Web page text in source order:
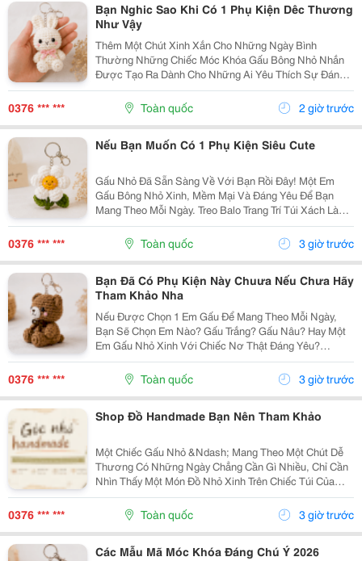
Bạn Nghic Sao Khi Có 1 Phụ Kiện Dêc Thương
Như Vậy
Thêm Một Chút Xinh Xắn Cho Những Ngày Bình
Thường Những Chiếc Móc Khóa Gấu Bông Nhỏ Nhắn
Được Tạo Ra Dành Cho Những Ai Yêu Thích Sự Đáng
Yêu Và Những Món Đồ Có Dấu Ấn Riêng. Từ Chiếc Balo
Đi Học, Túi Xách Đi Chơi Đến Chùm Chìa Khóa Quen
Thuộc,...
0376 *** *** Toàn quốc 2 giờ trước
Nếu Bạn Muốn Có 1 Phụ Kiện Siêu Cute
Gấu Nhỏ Đã Sẵn Sàng Về Với Bạn Rồi Đây! Một Em
Gấu Bông Nhỏ Xinh, Mềm Mại Và Đáng Yêu Để Bạn
Mang Theo Mỗi Ngày. Treo Balo Trang Trí Túi Xách Làm
Móc Khóa Tặng Người Bạn Yêu Quý
Gocnhohandmade.com Không Cần Quá Nhiều Phụ
Kiện, Chỉ Một Em Gấu...
0376 *** *** Toàn quốc 3 giờ trước
Bạn Đã Có Phụ Kiện Này Chuưa Nếu Chưa Hãy
Tham Khảo Nha
Nếu Được Chọn 1 Em Gấu Để Mang Theo Mỗi Ngày,
Bạn Sẽ Chọn Em Nào? Gấu Trắng? Gấu Nâu? Hay Một
Em Gấu Nhỏ Xinh Với Chiếc Nơ Thật Đáng Yêu?
Những Chiếc Móc Khóa Gấu Bông Không Chỉ Là Phụ
Kiện Treo Túi Mà Còn Là Một Cách Để Bạn Thêm Chút
Cá Tính Vào...
0376 *** *** Toàn quốc 3 giờ trước
Shop Đồ Handmade Bạn Nên Tham Khảo
Một Chiếc Gấu Nhỏ &Ndash; Mang Theo Một Chút Dễ
Thương Có Những Ngày Chẳng Cần Gì Nhiều, Chỉ Cần
Nhìn Thấy Một Món Đồ Nhỏ Xinh Trên Chiếc Túi Của
Mình Cũng Đủ Thấy Vui Rồi Những Em Móc Khóa Gấu
Bông Được Làm Với Kiểu Dáng Đáng Yêu, Nhỏ Gọn,
Thích...
0376 *** *** Toàn quốc 3 giờ trước
Các Mẫu Mã Móc Khóa Đáng Chú Ý 2026